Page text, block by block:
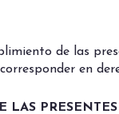
de las
en
LAS